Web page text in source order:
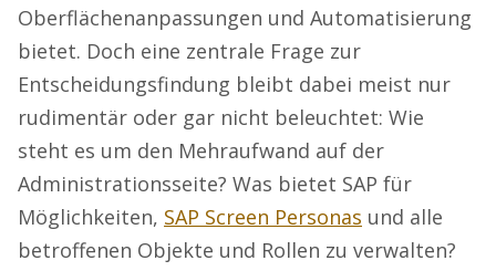
Oberflächenanpassungen und Automatisierung
bietet. Doch eine zentrale Frage zur
Entscheidungsfindung bleibt dabei meist nur
rudimentär oder gar nicht beleuchtet: Wie
steht es um den Mehraufwand auf der
Administrationsseite? Was bietet SAP für
Möglichkeiten, SAP Screen Personas und alle
betroffenen Objekte und Rollen zu verwalten?